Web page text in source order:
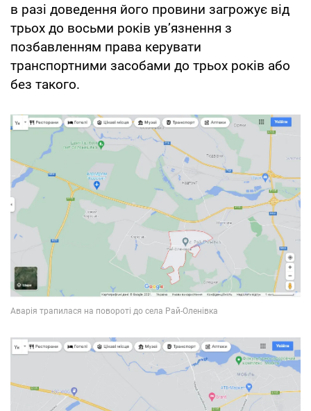
в разі доведення його провини загрожує від
трьох до восьми років ув’язнення з
позбавленням права керувати
транспортними засобами до трьох років або
без такого.